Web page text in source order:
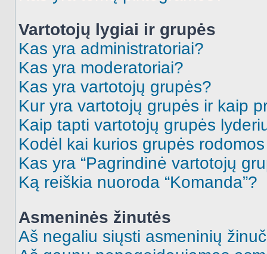
Vartotojų lygiai ir grupės
Kas yra administratoriai?
Kas yra moderatoriai?
Kas yra vartotojų grupės?
Kur yra vartotojų grupės ir kaip
Kaip tapti vartotojų grupės
Kodėl kai kurios grupės
Kas yra “Pagrindinė vartotojų
Ką reiškia nuoroda “Komanda”?
Asmeninės žinutės
Aš negaliu siųsti asmeninių